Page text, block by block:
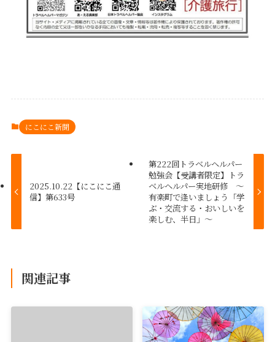
にこにこ新聞
2025.10.22【にこにこ通
信】第633号
第222回トラベルヘルパー
勉強会【受講者限定】トラ
ベルヘルパー実地研修 〜
有楽町で逢いましょう「学
ぶ・交流する・おいしいを
楽しむ、半日」〜
関連記事